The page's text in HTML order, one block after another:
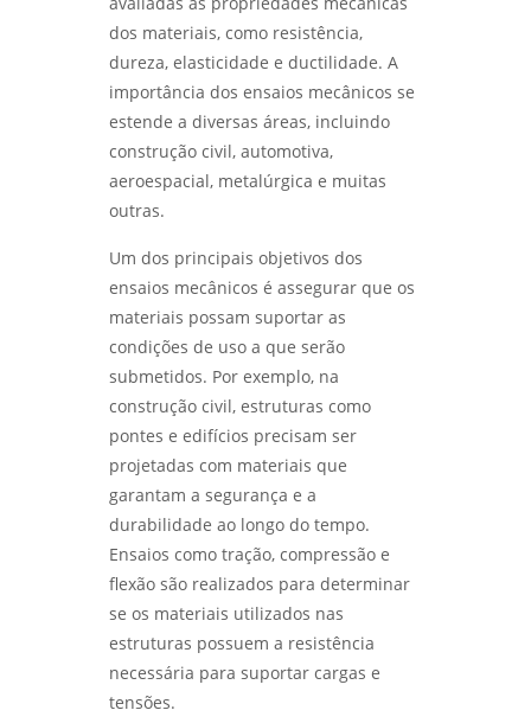
DESVENDANDO O ENSAIO METALOGRÁFICO
DO AÇO: SEGREDOS PARA MATERIAIS DE ALTA
PERFORMANCE - LABMETAL
DESVENDANDO MISTÉRIOS: COMO A ANÁLISE
DE FALHAS TRANSFORMA EQUIPAMENTOS DE
PROCESSO - LABMETAL
DESCUBRA OS SEGREDOS DO LABORATÓRIO
DESVENDANDO OS SEGREDOS DA ANÁLISE
METALOGRÁFICA DE METAIS PARA INOVAÇÕES
INDUSTRIAIS - LABMETAL
DESVENDANDO O ENSAIO METALOGRÁFICO: A
CHAVE PARA MATERIAIS DE ALTA
PERFORMANCE - LABMETAL
DESCUBRA OS SEGREDOS DO LABORATÓRIO
DE METALOGRAFIA E TRANSFORME SEUS
PROJETOS - LABMETAL
COMO REALIZAR UMA ANÁLISE DO TIPO DE
QUEBRA EFICIENTE - LABMETAL
ANÁLISE DE FALHAS EM EQUIPAMENTOS
ELÉTRICOS: TÉCNICAS E IMPORTÂNCIA -
LABMETAL
Laboratório metalúrgico
Qualificação de soldadores
Serviço de qualificação de soldador
analise de quebra de parafusos
análise de falhas em engrenagens
análise de falhas em engrenagens em sp
análise de falhas em equipamentos
eletricos
análise de falhas em rolamentos em sp
análise de falhas em rolamentos em são
paulo
análise de falhas para manutenção em
sp
análise de falhas para manutenção em
análise do tipo de quebra
ensaio de corrosão
dos materiais, como resistência,
dureza, elasticidade e ductilidade. A
importância dos ensaios mecânicos se
estende a diversas áreas, incluindo
construção civil, automotiva,
aeroespacial, metalúrgica e muitas
outras.
Um dos principais objetivos dos
ensaios mecânicos é assegurar que os
materiais possam suportar as
condições de uso a que serão
submetidos. Por exemplo, na
construção civil, estruturas como
pontes e edifícios precisam ser
projetadas com materiais que
garantam a segurança e a
durabilidade ao longo do tempo.
Ensaios como tração, compressão e
flexão são realizados para determinar
se os materiais utilizados nas
estruturas possuem a resistência
necessária para suportar cargas e
tensões.